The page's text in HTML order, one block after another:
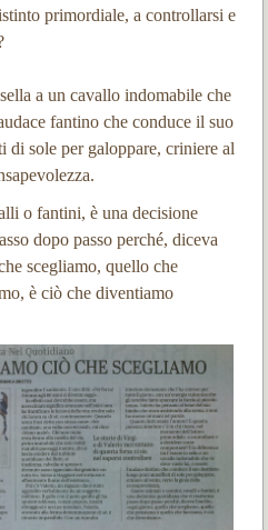
primordiale, a controllarsi e
a un cavallo indomabile che
fantino che conduce il suo
di sole per galoppare, criniere al
o fantini, è una decisione
dopo passo perché, diceva
scegliamo, quello che
è ciò che diventiamo